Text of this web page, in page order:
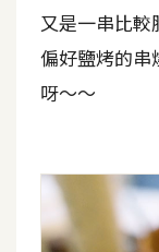
服
器
設
定
免
費
又是一串比較
偏好鹽烤的串
呀～～